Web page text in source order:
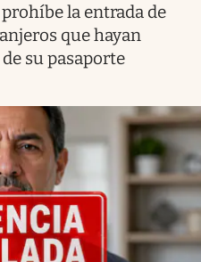
la entrada de
que hayan
su pasaporte